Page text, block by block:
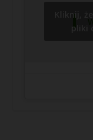
pliki